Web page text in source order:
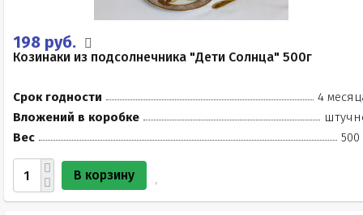
198 руб.
Козинаки из подсолнечника "Дети Солнца" 500г
Срок годности
4
Вложений в коробке
Вес
500
В корзину